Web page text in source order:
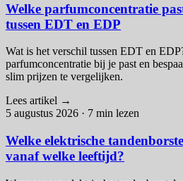
Welke parfumconcentratie
tussen EDT en EDP
Wat is het verschil tussen EDT en
parfumconcentratie bij je past en
slim prijzen te vergelijken.
Lees artikel →
5 augustus 2026 · 7 min lezen
Welke elektrische
vanaf welke leeftijd?